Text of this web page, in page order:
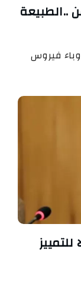
..الطبيعة
وباء فيروس